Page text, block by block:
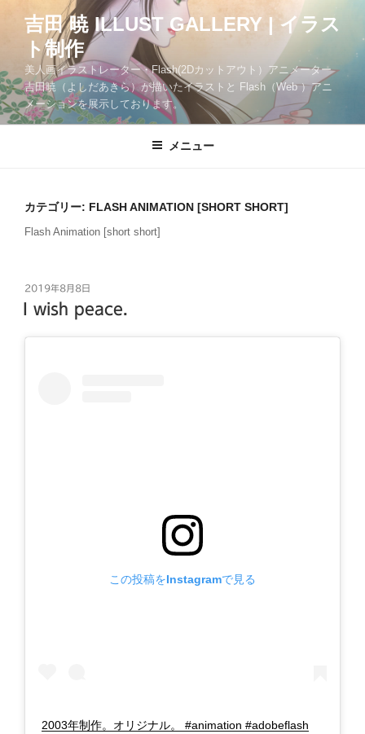
ツ
へ
ス
吉田 暁 ILLUST GALLERY | イラス
ト制作
美人画イラストレーター・Flash(2Dカットアウト）アニメーター
吉田暁（よしだあきら）が描いたイラストと Flash（Web ）アニ
メーションを展示しております。
メニュー
カテゴリー: FLASH ANIMATION [SHORT SHORT]
Flash Animation [short short]
投
稿
日:
2019年8月8日
I wish peace.
この投稿をInstagramで見る
2003年制作。オリジナル。 #animation #adobeflash